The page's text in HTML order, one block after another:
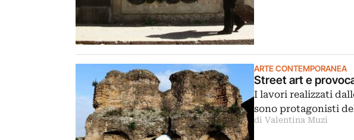
ARTE CONTEMPORANEA
Street art e
I lavori realizzati
sono protagonisti
di Valentina Muzi